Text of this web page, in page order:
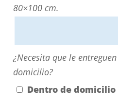
directamente
contactando
nosotros.
80×100 cm.
¿Necesita
que
le
¿Necesita que le
domicilio?
Dentro de domicilio